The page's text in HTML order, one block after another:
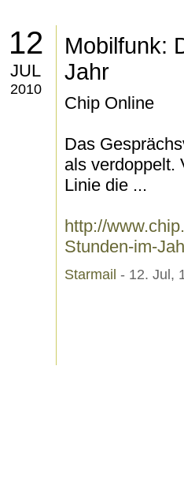
12
JUL
2010
Mobilfunk:
Jahr
Chip Online
Das
als verdoppelt.
Linie die ...
http://
Stunden-im-
Starmail - 12. Jul,